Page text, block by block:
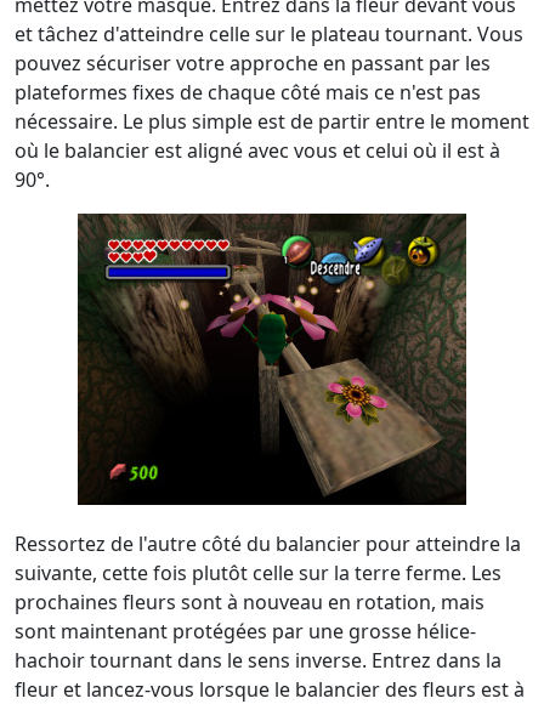
et tâchez d'atteindre celle sur le plateau tournant. Vous
pouvez sécuriser votre approche en passant par les
plateformes fixes de chaque côté mais ce n'est pas
nécessaire. Le plus simple est de partir entre le moment
où le balancier est aligné avec vous et celui où il est à
90°.
Ressortez de l'autre côté du balancier pour atteindre la
suivante, cette fois plutôt celle sur la terre ferme. Les
prochaines fleurs sont à nouveau en rotation, mais
sont maintenant protégées par une grosse hélice-
hachoir tournant dans le sens inverse. Entrez dans la
fleur et lancez-vous lorsque le balancier des fleurs est à